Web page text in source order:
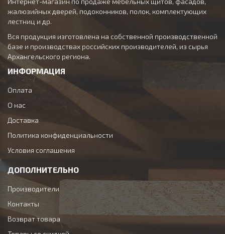
жалюзийных дверей, подоконников, полок, комплектующих
лестниц и др.
Вся продукция изготовлена на собственной производственной
базе и производствах российских производителей, из сырья
Архангельского региона.
ИНФОРМАЦИЯ
Оплата
О нас
Доставка
Политика конфиденциальности
Условия соглашения
ДОПОЛНИТЕЛЬНО
Производители
Контакты
Возврат товара